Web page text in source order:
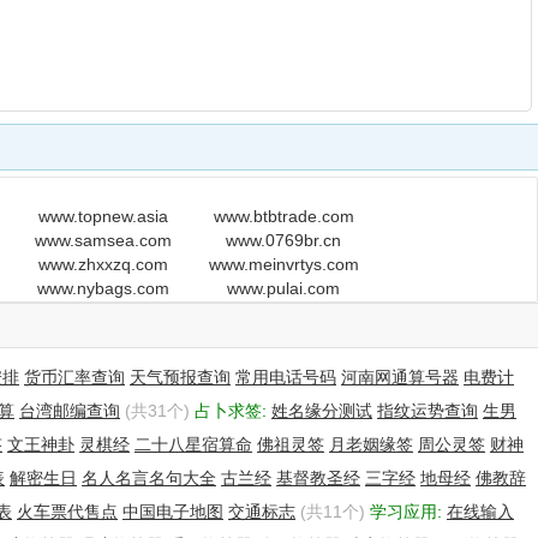
www.topnew.asia
www.btbtrade.com
www.samsea.com
www.0769br.cn
www.zhxxzq.com
www.meinvrtys.com
www.nybags.com
www.pulai.com
货币汇率查询 天气预报查询 常用电话号码 河南网通算号器 电费计
台湾邮编查询 (共31个) 占卜求签: 姓名缘分测试 指纹运势查询 生男
文王神卦 灵棋经 二十八星宿算命 佛祖灵签 月老姻缘签 周公灵签 财神
解密生日 名人名言名句大全 古兰经 基督教圣经 三字经 地母经 佛教辞
火车票代售点 中国电子地图 交通标志 (共11个) 学习应用: 在线输入